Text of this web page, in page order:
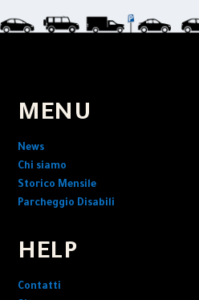
MENU
News
Chi siamo
Storico Mensile
Parcheggio Disabili
HELP
Contatti